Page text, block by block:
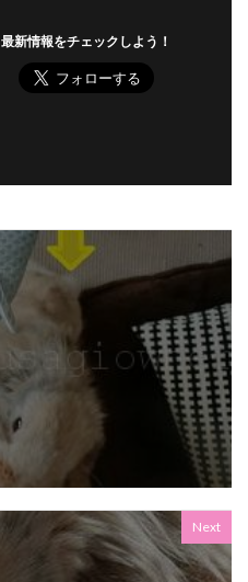
最新情報をチェックしよう！
Next